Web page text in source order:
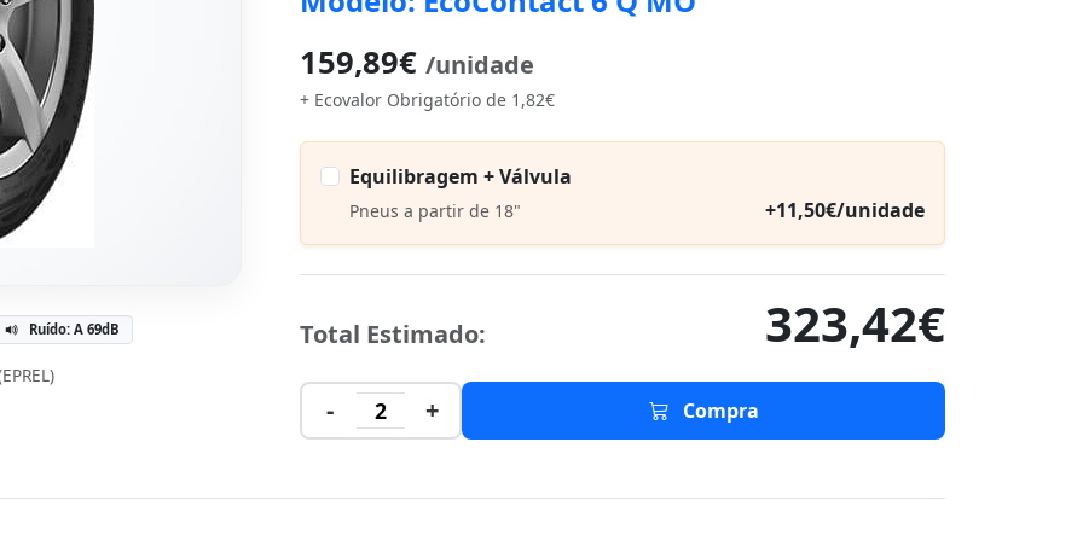
Ruído: A 69dB
159,89€ /unidade
+ Ecovalor Obrigatório de 1,82€
Equilibragem + Válvula
Pneus a partir de 18" +11,50€/unidade
Total Estimado: 323,42€
- 2 + Compra